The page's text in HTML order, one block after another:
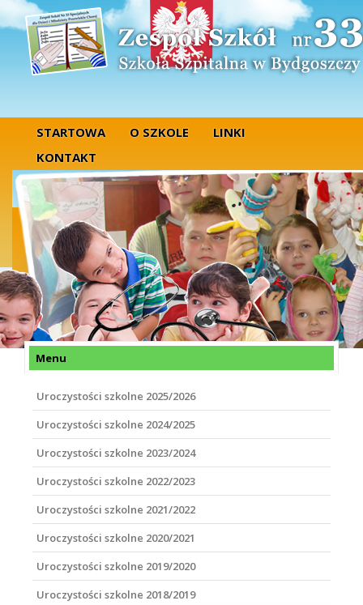
STARTOWA O SZKOLE
LINKI
KONTAKT
Menu
Uroczystości szkolne 2025/2026
Uroczystości szkolne 2024/2025
Uroczystości szkolne 2023/2024
Uroczystości szkolne 2022/2023
Uroczystości szkolne 2021/2022
Uroczystości szkolne 2020/2021
Uroczystości szkolne 2019/2020
Uroczystości szkolne 2018/2019